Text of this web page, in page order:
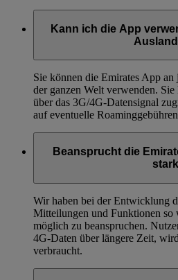
Kann ich die App
Sie können die Emirates App
der ganzen Welt verwenden.
über das 3G/4G-Datensignal
auf eventuelle
Beansprucht die
Wir haben bei der Entwicklung
Mitteilungen und Funktionen
möglich zu beanspruchen.
4G-Daten über längere Zeit,
verbraucht.